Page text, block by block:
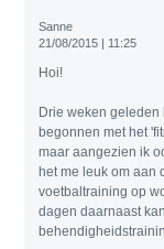
Sanne
21/08/2015 | 11:25
Hoi!
Drie weken geleden
begonnen met het
maar aangezien ik
het me leuk om aan
voetbaltraining op
dagen daarnaast